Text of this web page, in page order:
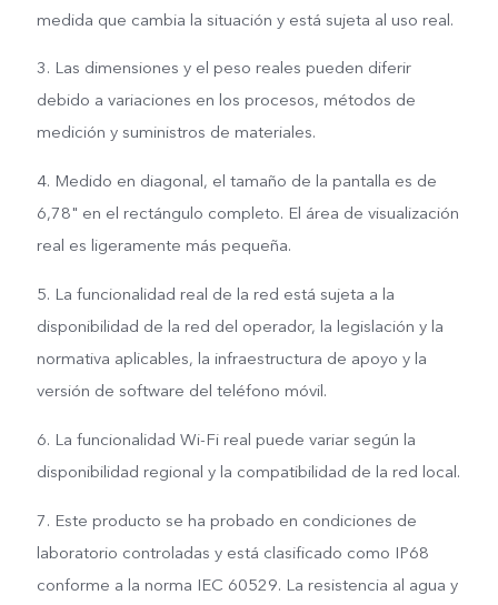
medida que cambia la situación y está sujeta al uso real.
3. Las dimensiones y el peso reales pueden diferir
debido a variaciones en los procesos, métodos de
medición y suministros de materiales.
4. Medido en diagonal, el tamaño de la pantalla es de
6,78" en el rectángulo completo. El área de visualización
real es ligeramente más pequeña.
5. La funcionalidad real de la red está sujeta a la
disponibilidad de la red del operador, la legislación y la
normativa aplicables, la infraestructura de apoyo y la
versión de software del teléfono móvil.
6. La funcionalidad Wi-Fi real puede variar según la
disponibilidad regional y la compatibilidad de la red local.
7. Este producto se ha probado en condiciones de
laboratorio controladas y está clasificado como IP68
conforme a la norma IEC 60529. La resistencia al agua y